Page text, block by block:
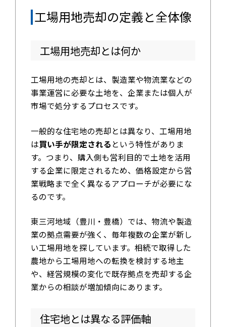
工場用地売却の定義と全体像
工場用地売却とは何か
工場用地の売却とは、製造業や物流業などの
事業運営に必要な土地を、企業または個人が
市場で処分するプロセスです。
一般的な住宅地の売却とは異なり、工場用地
は買い手が限定される という特性がありま
す。つまり、購入側も営利目的で土地を活用
する企業に限定されるため、価格設定から営
業戦略まで全く異なるアプローチが必要にな
るのです。
東三河地域（豊川・豊橋）では、物流や製造
業の拠点需要が強く、毎年複数の企業が新し
い工場用地を探しています。相続で取得した
農地から工場用地への転換を検討する地主
や、経営規模の変化で既存拠点を売却する企
業からの相談が増加傾向にあります。
住宅地とは異なる評価軸